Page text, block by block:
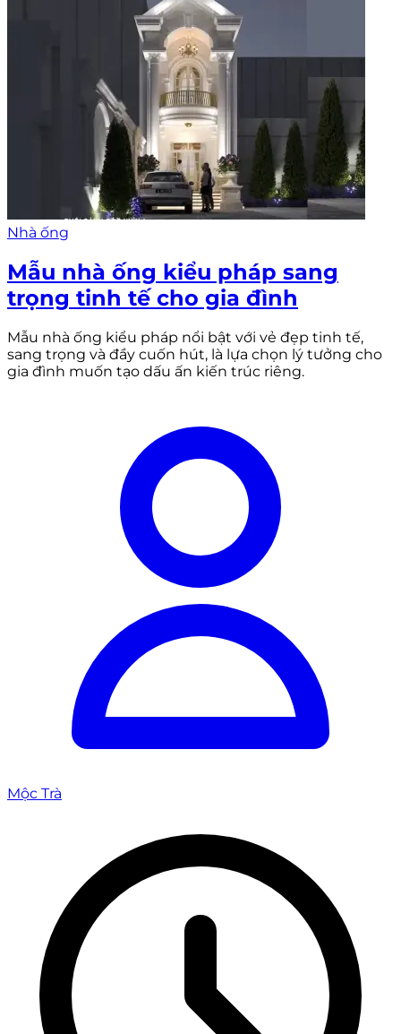
Nhà ống
Mẫu nhà ống kiểu pháp sang
trọng tinh tế cho gia đình
Mẫu nhà ống kiểu pháp nổi bật với vẻ đẹp tinh tế,
sang trọng và đầy cuốn hút, là lựa chọn lý tưởng cho
gia đình muốn tạo dấu ấn kiến trúc riêng.
Mộc Trà